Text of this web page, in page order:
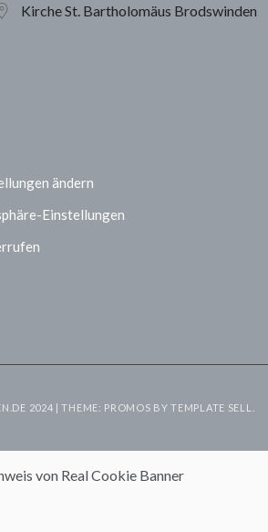
Kirche St. Bartholomäus Brodswinden
ändern
Einstellungen
2024 | THEME: PROMOS BYTEMPLATE SELL
von Real Cookie Banner